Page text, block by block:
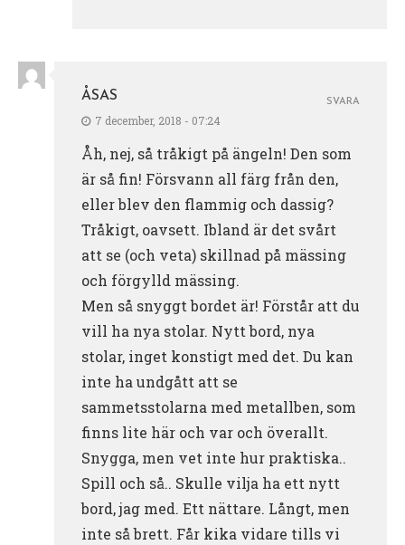
ÅSAS
7 december, 2018 - 07:24
Åh, nej, så tråkigt på ängeln! Den som
är så fin! Försvann all färg från den,
eller blev den flammig och dassig?
Tråkigt, oavsett. Ibland är det svårt
att se (och veta) skillnad på mässing
och förgylld mässing.
Men så snyggt bordet är! Förstår att du
vill ha nya stolar. Nytt bord, nya
stolar, inget konstigt med det. Du kan
inte ha undgått att se
sammetsstolarna med metallben, som
finns lite här och var och överallt.
Snygga, men vet inte hur praktiska..
Spill och så.. Skulle vilja ha ett nytt
bord, jag med. Ett nättare. Långt, men
inte så brett. Får kika vidare tills vi
SVARA